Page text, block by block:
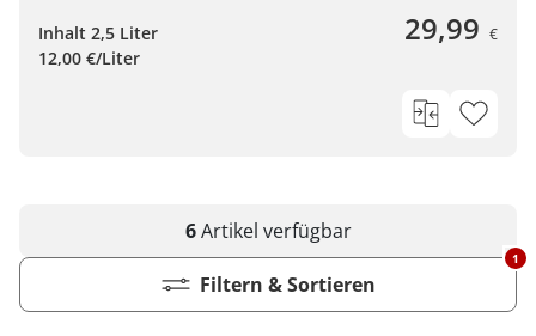
Inhalt 2,5 Liter
12,00 €/Liter
29,99 €
6Artikel verfügbar
Filtern & Sortieren
1